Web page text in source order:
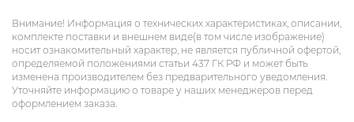
Внимание! Информация о технических характеристиках, описании,
комплекте поставки и внешнем виде(в том числе изображение)
носит ознакомительный характер, не является публичной офертой,
определяемой положениями статьи 437 ГК РФ и может быть
изменена производителем без предварительного уведомления.
Уточняйте информацию о товаре у наших менеджеров перед
оформлением заказа.